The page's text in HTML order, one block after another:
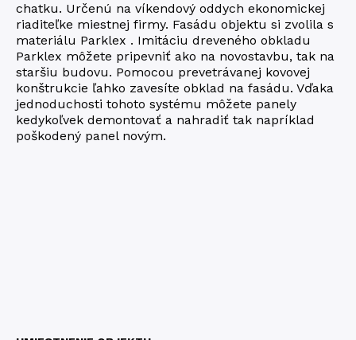
chatku. Určenú na víkendový oddych ekonomickej
riaditeľke miestnej firmy. Fasádu objektu si zvolila s
materiálu Parklex . Imitáciu dreveného obkladu
Parklex môžete pripevniť ako na novostavbu, tak na
staršiu budovu. Pomocou prevetrávanej kovovej
konštrukcie ľahko zavesíte obklad na fasádu. Vďaka
jednoduchosti tohoto systému môžete panely
kedykoľvek demontovať a nahradiť tak napríklad
poškodený panel novým.